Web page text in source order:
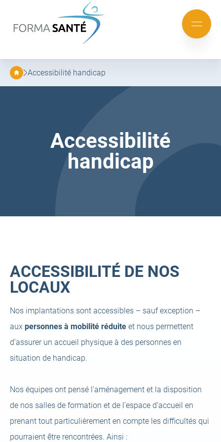
au
menu
au
contenu
Mobile
menu
Accessibilité handicap
Accessibilité
handicap
ACCESSIBILITÉ DE NOS
LOCAUX
Nos implantations sont accessibles – sauf exception –
aux personnes à mobilité réduite et nous permettent
d’assurer un accueil physique à des personnes en
situation de handicap.
Nos équipes ont pensé l’aménagement et la disposition
de nos salles de formation et de l’espace d’accueil en
prenant tout particulièrement en compte les difficultés qui
pourraient être rencontrées. Ainsi :